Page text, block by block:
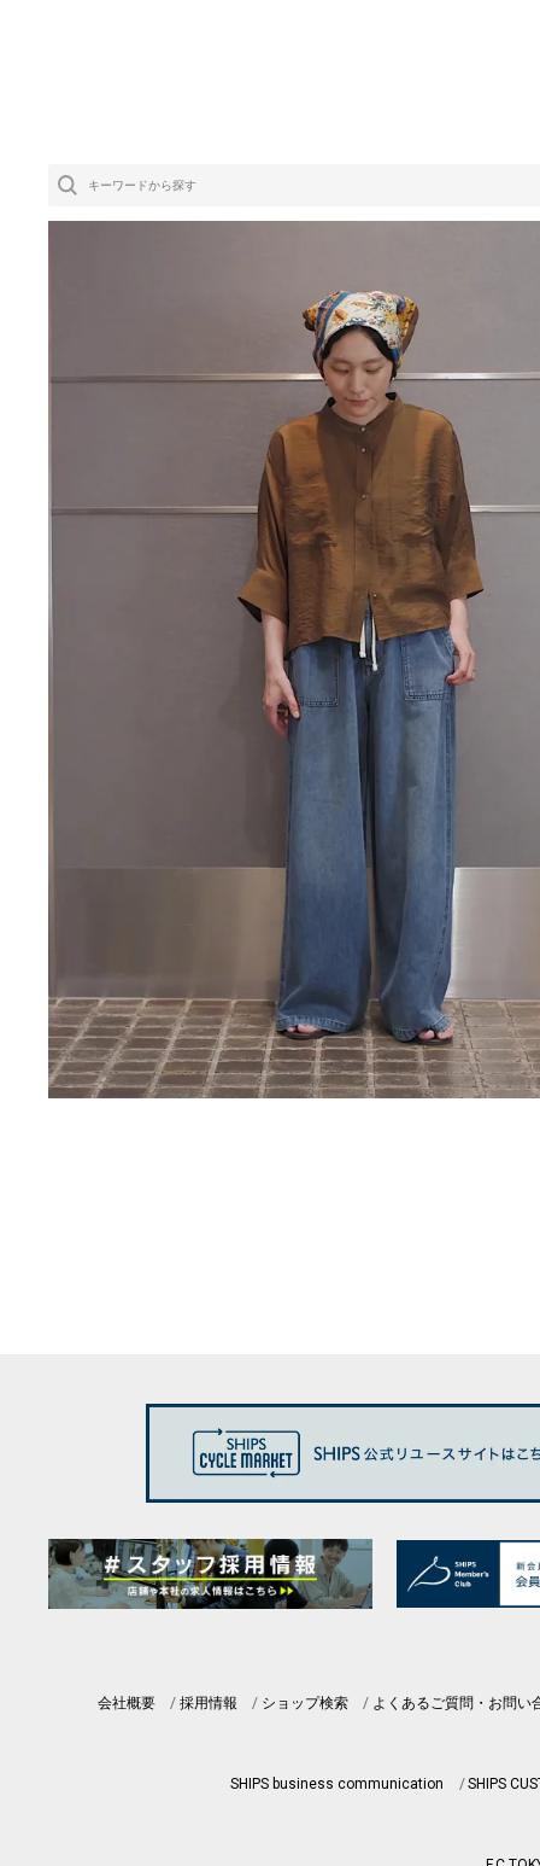
会社概要 採用情報 ショップ検索 よくあるご質問・お問い
SHIPS business communication SHIPS